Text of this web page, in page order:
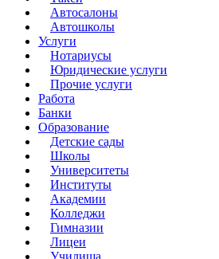
Автосалоны
Автошколы
Услуги
Нотариусы
Юридические услуги
Прочие услуги
Работа
Банки
Образование
Детские сады
Школы
Университеты
Институты
Академии
Колледжи
Гимназии
Лицеи
Училища